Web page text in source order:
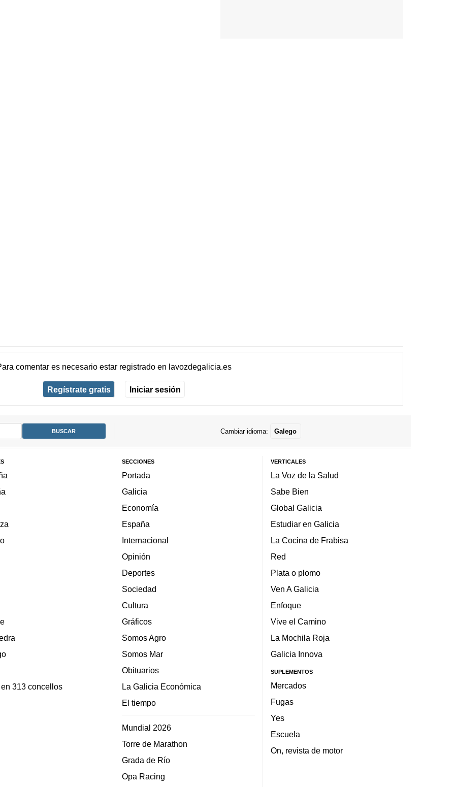
comentar es necesario estar registradoen lavozdegalicia.es
Regístrate gratis Iniciar sesión
Cambiar idioma: Galego
313 concellos
SECCIONES
Portada
Galicia
Economía
España
Internacional
Opinión
Deportes
Sociedad
Cultura
Gráficos
Somos Agro
Somos Mar
Obituarios
La Galicia Económica
El tiempo
Mundial 2026
Torre de Marathon
Grada de Río
Opa Racing
VERTICALES
La Voz de la Salud
Sabe Bien
Global Galicia
Estudiar en Galicia
La Cocina de Frabisa
Red
Plata o plomo
Ven A Galicia
Enfoque
Vive el Camino
La Mochila Roja
Galicia Innova
SUPLEMENTOS
Mercados
Fugas
Yes
Escuela
On, revista de motor